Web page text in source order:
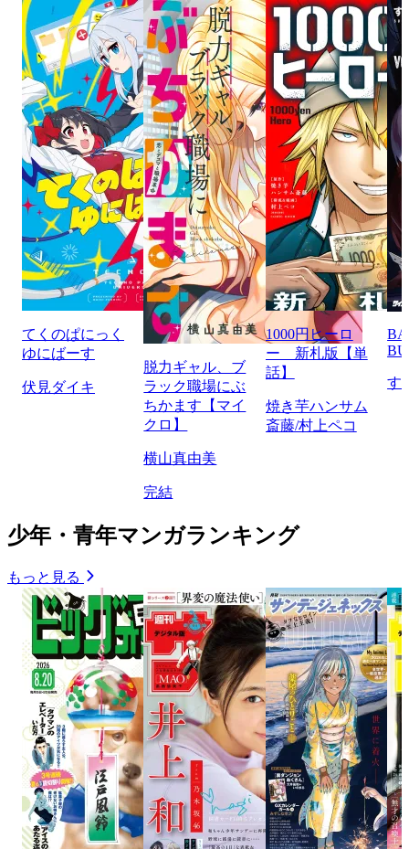
てくのぱにっく
ゆにばーす
伏見ダイキ
脱力ギャル、ブ
ラック職場にぶ
ちかます【マイ
クロ】
横山真由美
完結
1000円ヒーロ
ー 新札版【単
話】
焼き芋ハンサム
斎藤/村上ペコ
す
少年・青年マンガランキング
もっと見る